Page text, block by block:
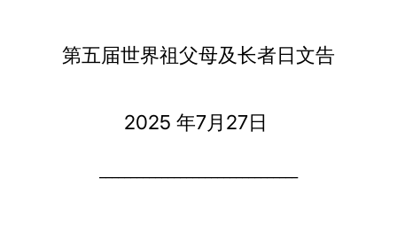
LATINE
第五届世界祖父母及长者日文告
2025 年7月27日